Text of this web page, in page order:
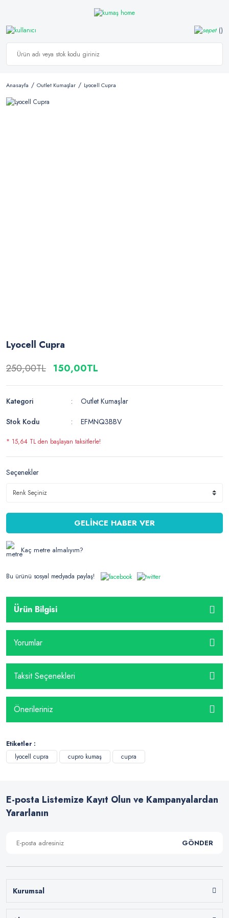
Anasayfa Outlet Kumaşlar Lyocell Cupra
Lyocell Cupra
250,00TL 150,00TL
Kategori
Outlet Kumaşlar
Stok Kodu
EFMNQ3BBV
* 15,64 TL den başlayan taksitlerle!
Seçenekler
GELİNCE HABER VER
Kaç metre almalıyım?
Bu ürünü sosyal medyada paylaş!
Ürün Bilgisi
Yorumlar
Taksit Seçenekleri
Önerileriniz
Etiketler :
lyocell cupra
cupro kumaş cupra
E-posta Listemize Kayıt Olun ve Kampanyalardan
Yararlanın
GÖNDER
Kurumsal